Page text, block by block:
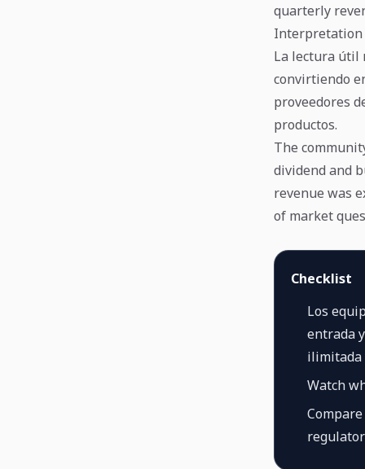
quarterly
Interpretation
La lectura útil
convirtiendo
proveedores
productos.
The
dividend and
revenue was
of market
Checklist
Los
entrada
ilimitada
Watch